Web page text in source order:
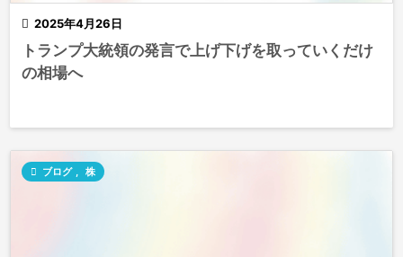
 2025年4月26日
トランプ大統領の発言で上げ下げを取っていくだけ
の相場へ
 ブログ , 株